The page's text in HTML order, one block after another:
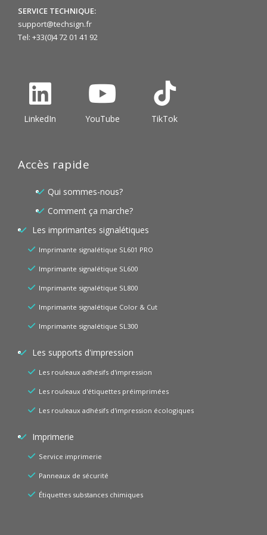
SERVICE TECHNIQUE:
support@techsign.fr
Tel: +33(0)4 72 01 41 92
LinkedIn YouTube TikTok
Accès rapide
Qui sommes-nous?
Comment ça marche?
Les imprimantes signalétiques
Imprimante signalétique SL601 PRO
Imprimante signalétique SL600
Imprimante signalétique SL800
Imprimante signalétique Color & Cut
Imprimante signalétique SL300
Les supports d'impression
Les rouleaux adhésifs d'impression
Les rouleaux d'étiquettes préimprimées
Les rouleaux adhésifs d'impression écologiques
Imprimerie
Service imprimerie
Panneaux de sécurité
Étiquettes substances chimiques